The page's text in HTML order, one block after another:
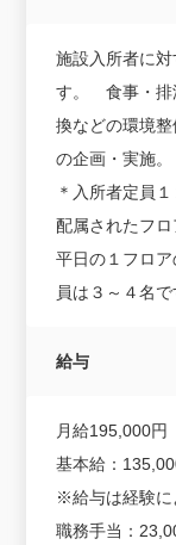
施設入所者に
す。 食事・排
換などの環境
の企画・実施。
＊入所者定員
配属されたフロ
平日の１フロ
員は３～４名で
給与
月給195,000円
基本給：
※給与は経験に
職務手当：